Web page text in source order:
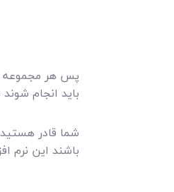
پس هر مجموعه و
باید انجام
شما قادر
باشند این نرم